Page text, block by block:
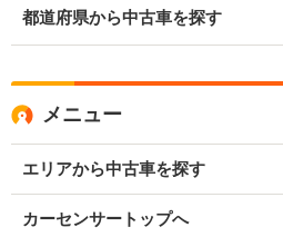
都道府県から中古車を探す
メニュー
エリアから中古車を探す
カーセンサートップへ